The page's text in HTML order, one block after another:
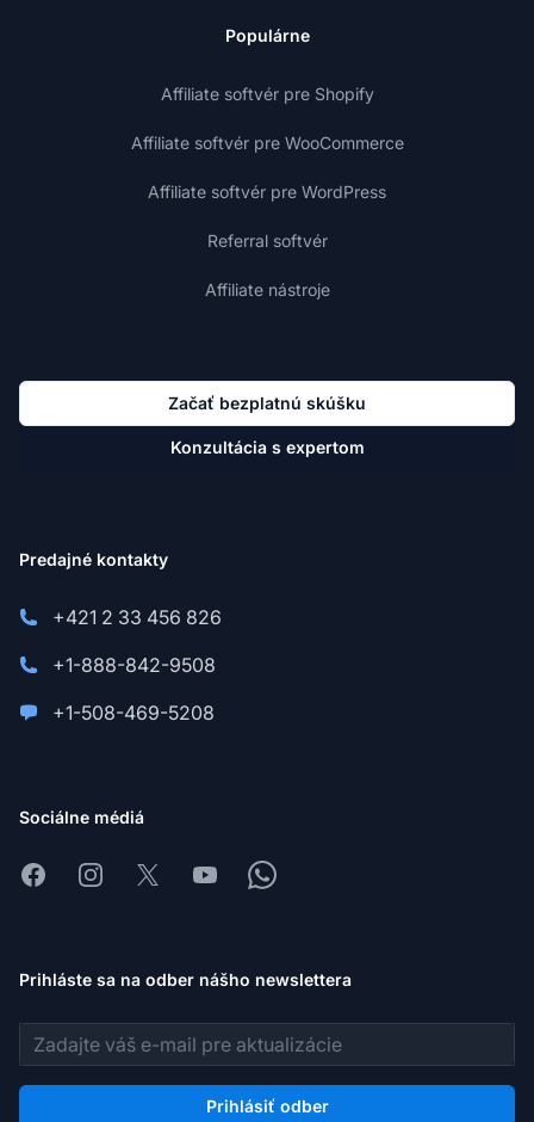
Populárne
Affiliate softvér pre Shopify
Affiliate softvér pre WooCommerce
Affiliate softvér pre WordPress
Referral softvér
Affiliate nástroje
Začať bezplatnú skúšku
Konzultácia s expertom
Predajné kontakty
+421 2 33 456 826
+1-888-842-9508
+1-508-469-5208
Sociálne médiá
FacebookInstagram
X YoutubeWhatsapp
Prihláste sa na odber nášho newslettera
E-mailová adresa
Prihlásiť odber